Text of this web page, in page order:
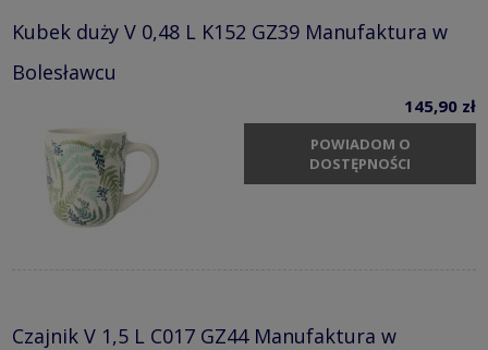
Kubek duży V 0,48 L K152 GZ39 Manufaktura w
Bolesławcu
145,90 zł
POWIADOM O
DOSTĘPNOŚCI
Czajnik V 1,5 L C017 GZ44 Manufaktura w